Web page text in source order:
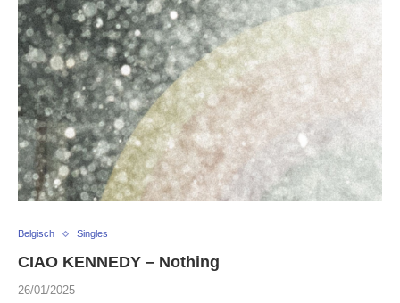
Belgisch Singles
CIAO KENNEDY – Nothing
26/01/2025